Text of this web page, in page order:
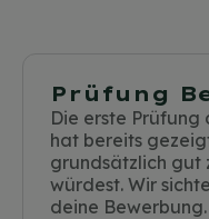
Prüfung
Die erste Prüfung
hat bereits
grundsätzlich gut
würdest. Wir
deine Bewerbung.